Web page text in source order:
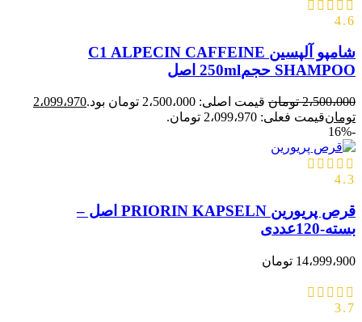
4.6
شامپو آلپسین C1 ALPECIN CAFFEINE
SHAMPOO حجم250ml اصل
2،500،000 تومان قیمت اصلی: 2،500،000 تومان بود.
2،099،970
تومانقیمت فعلی: 2،099،970 تومان.
-16%
4.3
قرص پریورین PRIORIN KAPSELN اصل –
بسته-120عددی
14،999،900 تومان
3.7